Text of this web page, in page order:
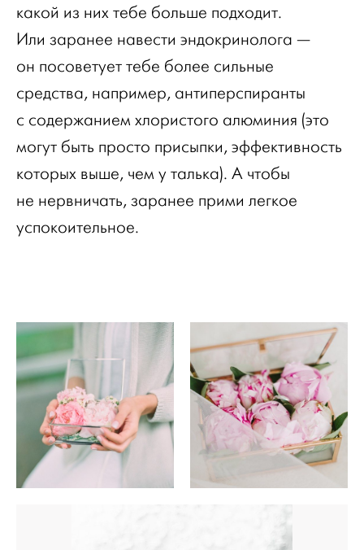
какой из них тебе больше подходит.
Или заранее навести эндокринолога —
он посоветует тебе более сильные
средства, например, антиперспиранты
с содержанием хлористого алюминия (это
могут быть просто присыпки, эффективность
которых выше, чем у талька). А чтобы
не нервничать, заранее прими легкое
успокоительное.